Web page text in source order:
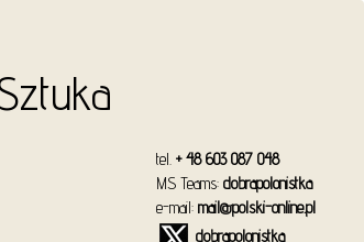
tel. + 48 603 087 048
MS Teams: dobrapolonistka
e-mail: mail@polski-online.pl
dobrapolonistka